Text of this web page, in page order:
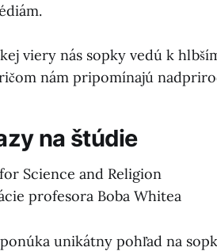
viery nás sopky vedú k
nám pripomínajú
na štúdie
Science and Religion
profesora Boba Whitea
unikátny pohľad na